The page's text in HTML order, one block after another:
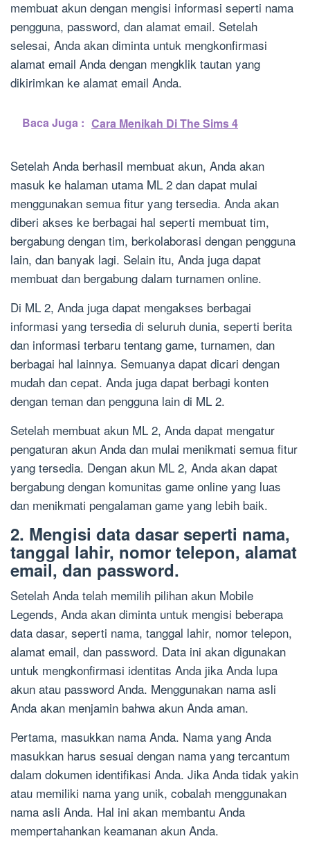
membuat akun dengan mengisi informasi seperti nama
pengguna, password, dan alamat email. Setelah
selesai, Anda akan diminta untuk mengkonfirmasi
alamat email Anda dengan mengklik tautan yang
dikirimkan ke alamat email Anda.
Baca Juga : Cara Menikah Di The Sims 4
Setelah Anda berhasil membuat akun, Anda akan
masuk ke halaman utama ML 2 dan dapat mulai
menggunakan semua fitur yang tersedia. Anda akan
diberi akses ke berbagai hal seperti membuat tim,
bergabung dengan tim, berkolaborasi dengan pengguna
lain, dan banyak lagi. Selain itu, Anda juga dapat
membuat dan bergabung dalam turnamen online.
Di ML 2, Anda juga dapat mengakses berbagai
informasi yang tersedia di seluruh dunia, seperti berita
dan informasi terbaru tentang game, turnamen, dan
berbagai hal lainnya. Semuanya dapat dicari dengan
mudah dan cepat. Anda juga dapat berbagi konten
dengan teman dan pengguna lain di ML 2.
Setelah membuat akun ML 2, Anda dapat mengatur
pengaturan akun Anda dan mulai menikmati semua fitur
yang tersedia. Dengan akun ML 2, Anda akan dapat
bergabung dengan komunitas game online yang luas
dan menikmati pengalaman game yang lebih baik.
2. Mengisi data dasar seperti nama,
tanggal lahir, nomor telepon, alamat
email, dan password.
Setelah Anda telah memilih pilihan akun Mobile
Legends, Anda akan diminta untuk mengisi beberapa
data dasar, seperti nama, tanggal lahir, nomor telepon,
alamat email, dan password. Data ini akan digunakan
untuk mengkonfirmasi identitas Anda jika Anda lupa
akun atau password Anda. Menggunakan nama asli
Anda akan menjamin bahwa akun Anda aman.
Pertama, masukkan nama Anda. Nama yang Anda
masukkan harus sesuai dengan nama yang tercantum
dalam dokumen identifikasi Anda. Jika Anda tidak yakin
atau memiliki nama yang unik, cobalah menggunakan
nama asli Anda. Hal ini akan membantu Anda
mempertahankan keamanan akun Anda.